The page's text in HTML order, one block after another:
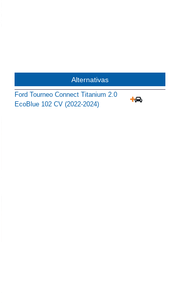
Alternativas
Ford Tourneo Connect Titanium 2.0
EcoBlue 102 CV (2022-2024)